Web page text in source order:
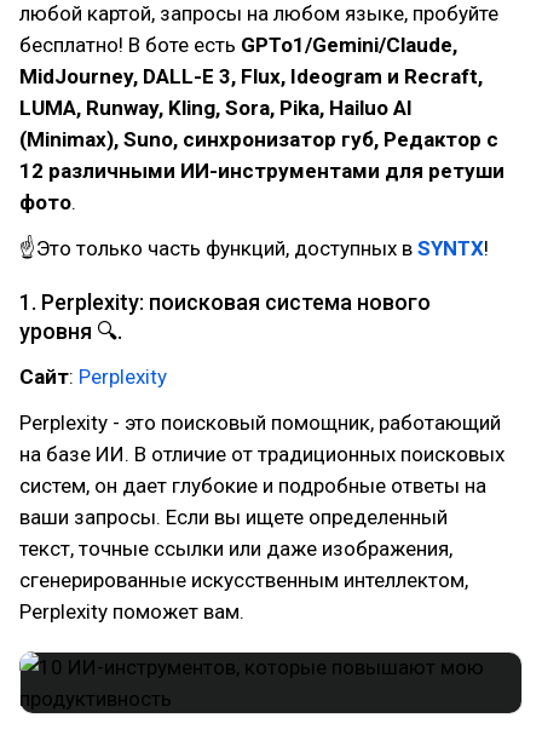
любой картой, запросы на любом языке, пробуйте
бесплатно! В боте есть GPTo1/Gemini/Claude,
MidJourney, DALL-E 3, Flux, Ideogram и Recraft,
LUMA, Runway, Kling, Sora, Pika, Hailuo AI
(Minimax), Suno, синхронизатор губ, Редактор с
12 различными ИИ-инструментами для ретуши
фото.
☝Это только часть функций, доступных в SYNTX!
1. Perplexity: поисковая система нового
уровня 🔍.
Сайт: Perplexity
Perplexity - это поисковый помощник, работающий
на базе ИИ. В отличие от традиционных поисковых
систем, он дает глубокие и подробные ответы на
ваши запросы. Если вы ищете определенный
текст, точные ссылки или даже изображения,
сгенерированные искусственным интеллектом,
Perplexity поможет вам.